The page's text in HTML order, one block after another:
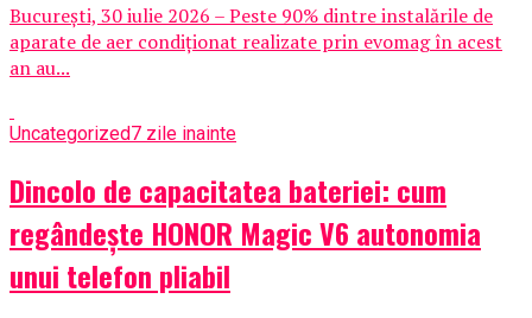
București, 30 iulie 2026 – Peste 90% dintre instalările de
aparate de aer condiționat realizate prin evomag în acest
an au...
Uncategorized7 zile inainte
Dincolo de capacitatea bateriei: cum
regândește HONOR Magic V6 autonomia
unui telefon pliabil